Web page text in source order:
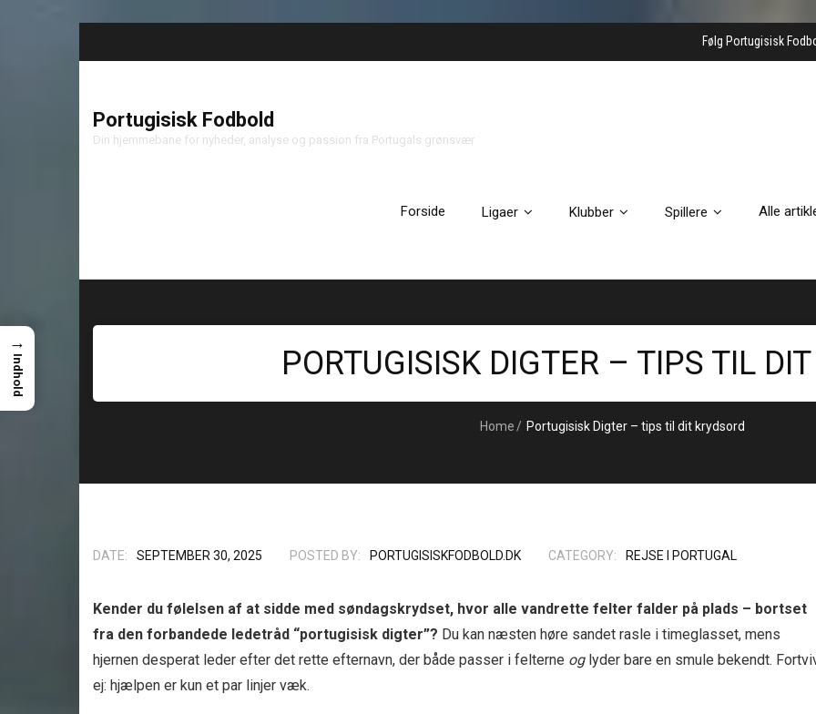
Følg Portugisisk
Portugisisk Fodbold
Din hjemmebane for nyheder, analyse og passion fra Portugals grønsvær
Forside Ligaer Klubber Spillere Alle
PORTUGISISK DIGTER – TIPS TIL
Home / Portugisisk Digter – tips til dit krydsord
DATE: SEPTEMBER 30, 2025 POSTED BY: PORTUGISISKFODBOLD.DK CATEGORY: REJSE I PORTUGAL
Kender du følelsen af at sidde med søndagskrydset, hvor alle vandrette felter falder på plads – bortset
fra den forbandede ledetråd “portugisisk digter”? Du kan næsten høre sandet rasle i timeglasset, mens
hjernen desperat leder efter det rette efternavn, der både passer i felterne oglyder bare en smule bekendt.
ej: hjælpen er kun et par linjer væk.
→
Indhold